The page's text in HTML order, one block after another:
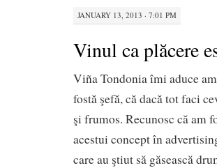
JANUARY 13, 2013 · 7:01 PM
Vinul ca plăcere
Viña Tondonia îmi aduce
fostă şefă, că dacă tot faci
şi frumos. Recunosc că am
acestui concept în
care au ştiut să găsească